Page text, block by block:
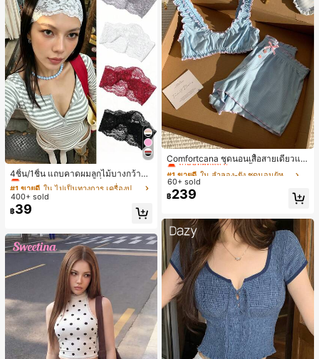
4ชิ้น/1ชิ้น แถบคาดผมลูกไม้บางกว้างยื
ดหยุ่นสำหรับผู้หญิง, แฟชั่นอเนกประสง
ค์พรีเมียมหรูหราสไตล์มินิมอล ผ้าพันคอ
เล็กๆ ห่วงผม อุปกรณ์เสริมผม, เหมาะสำ
หรับการออกไปข้างนอกประจำวัน, ลำล
อง, งานปาร์ตี้, การเดินทาง, การพักผ่อ
น, การมัดผม, การจัดทรงผม, การแต่งห
น้า, การจับคู่ชุด, อุปกรณ์เสริมประดับผ
ม
#1 ขายดี
เกือบหมดแล้ว!
#1 ขายดี
เกือบหมดแล้ว!
#1 ขายดี
เกือบหมดแล้ว!
#1 ขายดี
ใน ไม่เป็นทางการ เครื่องประดับผมผู้หญิง
400+ sold
฿39
Comfortcana ชุดนอนเสื้อสายเดี่ยวแต่
งระบายและกางเกงขาสั้นสำหรับผู้หญิง
#1 ขายดี
เกือบหมดแล้ว!
#1 ขายดี
เกือบหมดแล้ว!
#1 ขายดี
เกือบหมดแล้ว!
#1 ขายดี
60+ sold
฿239